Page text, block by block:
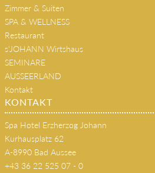
Zimmer & Suiten
SPA & WELLNESS
Restaurant
s'JOHANN Wirtshaus
SEMINARE
AUSSEERLAND
Kontakt
KONTAKT
Spa Hotel Erzherzog Johann
Kurhausplatz 62
A-8990 Bad Aussee
+43 36 22 525 07 - 0